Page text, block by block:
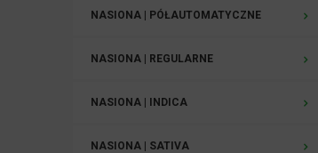
NASIONA | PÓŁAUTOMATYCZNE
NASIONA | REGULARNE
NASIONA | INDICA
NASIONA | SATIVA